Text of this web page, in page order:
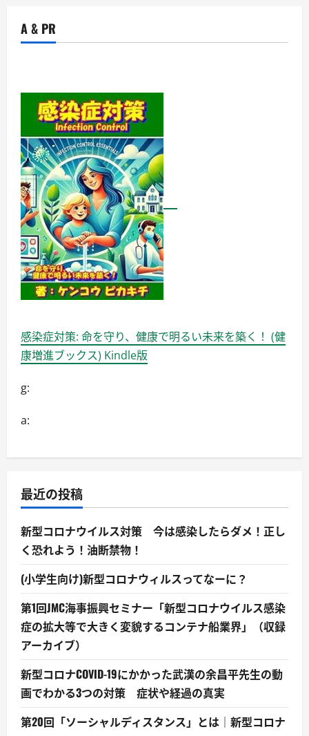
A & PR
感染症対策: 命を守り、健康で明るい未来を築く！ (健
康増進ブックス) Kindle版
g:
a:
最近の投稿
新型コロナウイルス対策 今は感染したらダメ！正し
く恐れよう！油断禁物！
(小学生向け)新型コロナウィルスってなーに？
第1回JMC海事振興セミナー「新型コロナウイルス感染
症の拡大等で大きく変貌するコンテナ船業界」（収録
アーカイブ）
新型コロナCOVID-19にかかった武漢の余昌平先生の動
画でわかる3つの対策 症状や経過の真実
第20回「ソーシャルディスタンス」とは｜新型コロナ